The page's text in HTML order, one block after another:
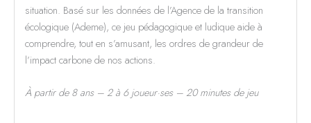
situation. Basé sur les données de l’Agence de la transition
écologique (Ademe), ce jeu pédagogique et ludique aide à
comprendre, tout en s’amusant, les ordres de grandeur de
l’impact carbone de nos actions.
À partir de 8 ans – 2 à 6 joueur·ses – 20 minutes de jeu